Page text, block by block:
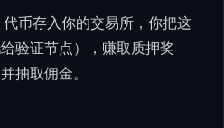
币存入你的交易所，你把这
验证节点），赚取质押奖
抽取佣金。